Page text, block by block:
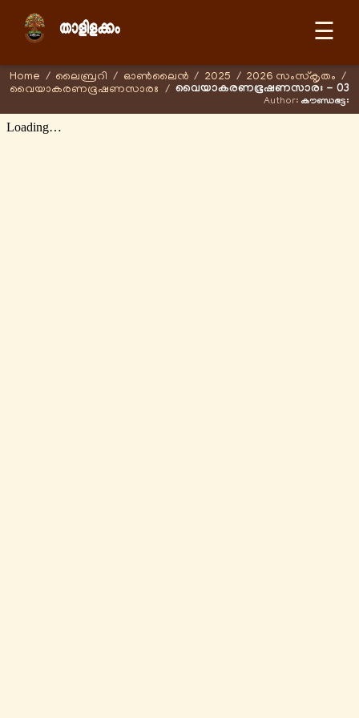
☰
Home / ലൈബ്രറി / ഓണ്‍ലൈന്‍ / 2025 / 2026 സംസ്കൃതം /
വൈയാകരണഭൂഷണസാരഃ / വൈയാകരണഭൂഷണസാരഃ - 03
Author: കൗണ്ഡഭട്ടഃ